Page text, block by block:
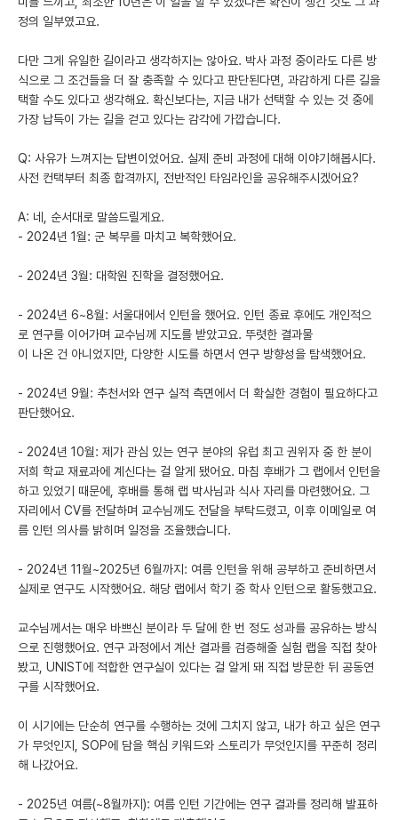
정의 일부였고요.
다만 그게 유일한 길이라고 생각하지는 않아요. 박사 과정 중이라도 다른 방
식으로 그 조건들을 더 잘 충족할 수 있다고 판단된다면, 과감하게 다른 길을
택할 수도 있다고 생각해요. 확신보다는, 지금 내가 선택할 수 있는 것 중에
가장 납득이 가는 길을 걷고 있다는 감각에 가깝습니다.
Q: 사유가 느껴지는 답변이었어요. 실제 준비 과정에 대해 이야기해봅시다.
사전 컨택부터 최종 합격까지, 전반적인 타임라인을 공유해주시겠어요?
A: 네, 순서대로 말씀드릴게요.
- 2024년 1월: 군 복무를 마치고 복학했어요.
- 2024년 3월: 대학원 진학을 결정했어요.
- 2024년 6~8월: 서울대에서 인턴을 했어요. 인턴 종료 후에도 개인적으
로 연구를 이어가며 교수님께 지도를 받았고요. 뚜렷한 결과물
이 나온 건 아니었지만, 다양한 시도를 하면서 연구 방향성을 탐색했어요.
- 2024년 9월: 추천서와 연구 실적 측면에서 더 확실한 경험이 필요하다고
판단했어요.
- 2024년 10월: 제가 관심 있는 연구 분야의 유럽 최고 권위자 중 한 분이
저희 학교 재료과에 계신다는 걸 알게 됐어요. 마침 후배가 그 랩에서 인턴을
하고 있었기 때문에, 후배를 통해 랩 박사님과 식사 자리를 마련했어요. 그
자리에서 CV를 전달하며 교수님께도 전달을 부탁드렸고, 이후 이메일로 여
름 인턴 의사를 밝히며 일정을 조율했습니다.
- 2024년 11월~2025년 6월까지: 여름 인턴을 위해 공부하고 준비하면서
실제로 연구도 시작했어요. 해당 랩에서 학기 중 학사 인턴으로 활동했고요.
교수님께서는 매우 바쁘신 분이라 두 달에 한 번 정도 성과를 공유하는 방식
으로 진행했어요. 연구 과정에서 계산 결과를 검증해줄 실험 랩을 직접 찾아
봤고, UNIST에 적합한 연구실이 있다는 걸 알게 돼 직접 방문한 뒤 공동연
구를 시작했어요.
이 시기에는 단순히 연구를 수행하는 것에 그치지 않고, 내가 하고 싶은 연구
가 무엇인지, SOP에 담을 핵심 키워드와 스토리가 무엇인지를 꾸준히 정리
해 나갔어요.
- 2025년 여름(~8월까지): 여름 인턴 기간에는 연구 결과를 정리해 발표하